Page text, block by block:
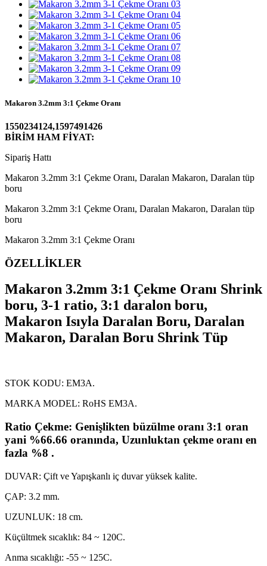
Makaron 3.2mm 3:1 Çekme Oranı
1550234124,1597491426
BİRİM HAM FİYAT:
Sipariş Hattı
Makaron 3.2mm 3:1 Çekme Oranı, Daralan Makaron, Daralan tüp
boru
Makaron 3.2mm 3:1 Çekme Oranı, Daralan Makaron, Daralan tüp
boru
Makaron 3.2mm 3:1 Çekme Oranı
ÖZELLİKLER
Makaron 3.2mm 3:1 Çekme Oranı Shrink
boru, 3-1 ratio, 3:1 daralon boru,
Makaron Isıyla Daralan Boru, Daralan
Makaron, Daralan Boru Shrink Tüp
STOK KODU: EM3A.
MARKA MODEL: RoHS EM3A.
Ratio Çekme: Genişlikten büzülme oranı 3:1 oran
yani %66.66 oranında, Uzunluktan çekme oranı en
fazla %8 .
DUVAR: Çift ve Yapışkanlı iç duvar yüksek kalite.
ÇAP: 3.2 mm.
UZUNLUK: 18 cm.
Küçültmek sıcaklık: 84 ~ 120C.
Anma sıcaklığı: -55 ~ 125C.